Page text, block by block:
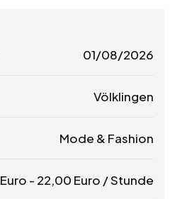
01/08/2026
Völklingen
Mode & Fashion
Euro - 22,00 Euro / Stunde